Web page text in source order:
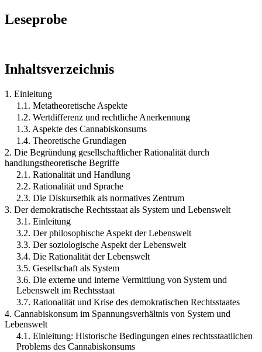
Leseprobe
Inhaltsverzeichnis
1. Einleitung
1.1. Metatheoretische Aspekte
1.2. Wertdifferenz und rechtliche Anerkennung
1.3. Aspekte des Cannabiskonsums
1.4. Theoretische Grundlagen
2. Die Begründung gesellschaftlicher Rationalität durch
handlungstheoretische Begriffe
2.1. Rationalität und Handlung
2.2. Rationalität und Sprache
2.3. Die Diskursethik als normatives Zentrum
3. Der demokratische Rechtsstaat als System und Lebenswelt
3.1. Einleitung
3.2. Der philosophische Aspekt der Lebenswelt
3.3. Der soziologische Aspekt der Lebenswelt
3.4. Die Rationalität der Lebenswelt
3.5. Gesellschaft als System
3.6. Die externe und interne Vermittlung von System und
Lebenswelt im Rechtsstaat
3.7. Rationalität und Krise des demokratischen Rechtsstaates
4. Cannabiskonsum im Spannungsverhältnis von System und
Lebenswelt
4.1. Einleitung: Historische Bedingungen eines rechtsstaatlichen
Problems des Cannabiskonsums